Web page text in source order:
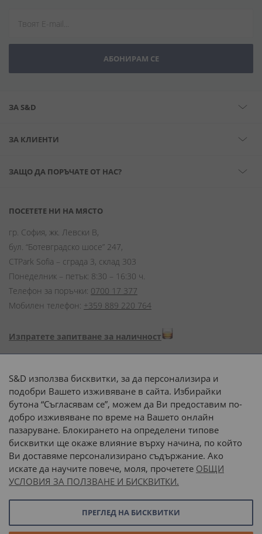
АБОНИРАМ СЕ
ЗА S&D
ЗА КЛИЕНТИ
ЗАЩО ДА ПОРЪЧАТЕ ОТ НАС?
ПОСЕТЕТЕ НИ НА МЯСТО
гр. София, жк. Левски В,
бул. “Ботевградско шосе” 247,
CTPark Sofia – сграда 3, склад 303
Понеделник – петък: 8:30 – 16:30 ч.
Телефон за поръчки: 0700 17 377
Мобилен телефон: +359 889 220 764
Изпратете запитване за наличност
Начини на плащане:
Доставка до адрес с:
или
наш транспорт
S&D използва бисквитки, за да персонализира и
подобри Вашето изживяване в сайта. Избирайки
бутона “Съгласявам се”, можем да Ви предоставим по-
добро изживяване по време на Вашето онлайн
пазаруване. Блокирането на определени типове
бисквитки ще окаже влияние върху начина, по който
Ви доставяме персонализирано съдържание. Ако
искате да научите повече, моля, прочетете ОБЩИ
УСЛОВИЯ ЗА ПОЛЗВАНЕ И БИСКВИТКИ.
ПРЕГЛЕД НА БИСКВИТКИ